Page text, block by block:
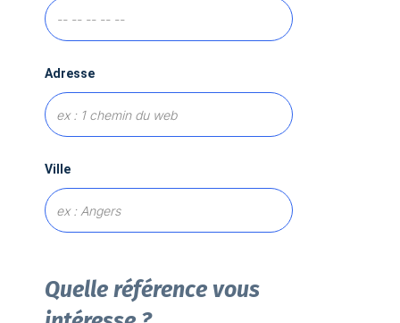
Adresse
Ville
Quelle référence vous